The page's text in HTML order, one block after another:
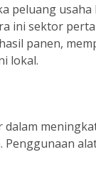
peluang
ini sektor
panen,
lokal.